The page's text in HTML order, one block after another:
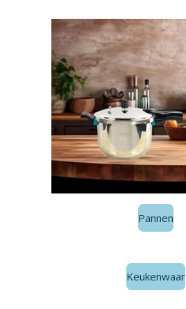
Pannen
Keukenwaar